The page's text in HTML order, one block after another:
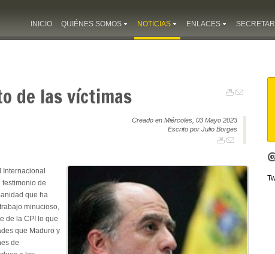
INICIO QUIÉNES SOMOS NOTICIAS ENLACES
de las víctimas
Creado en Miércoles, 03 Mayo 2023
Escrito por Julio Borges
Internacional
de
que ha
minucioso,
de la CPI lo que
que Maduro y
de